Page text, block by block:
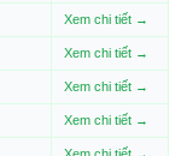
Xem chi tiết →
Xem chi tiết →
Xem chi tiết →
Xem chi tiết →